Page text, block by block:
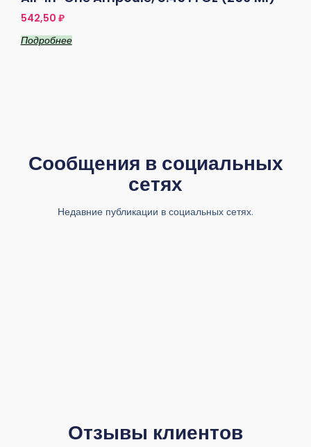
542,50 ₽
Подробнее
Сообщения в социальных
сетях
Недавние публикации в социальных сетях.
Отзывы клиентов